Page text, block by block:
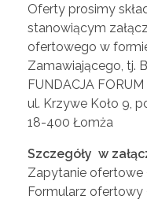
j
o
s
ó
b
Oferty prosimy
stanowiącym
ofertowego w
Zamawiającego, tj.
FUNDACJA
ul. Krzywe Koło 9,
18-400 Łomża
Szczegóły w
Zapytanie ofertowe
Formularz ofertowy